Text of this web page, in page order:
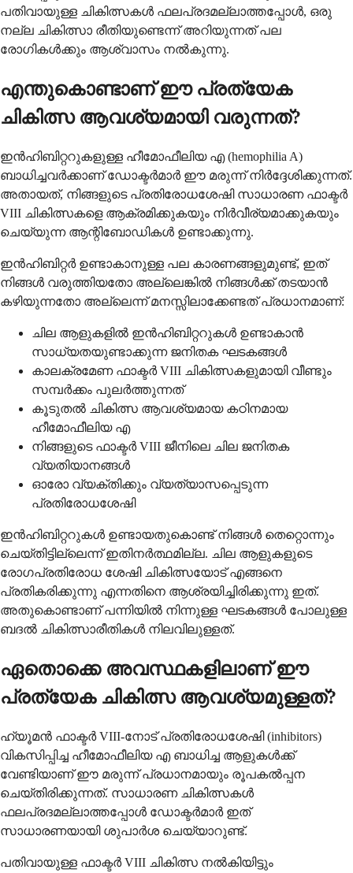
പതിവായുള്ള ചികിത്സകൾ ഫലപ്രദമല്ലാത്തപ്പോൾ, ഒരു
നല്ല ചികിത്സാ രീതിയുണ്ടെന്ന് അറിയുന്നത് പല
രോഗികൾക്കും ആശ്വാസം നൽകുന്നു.
എന്തുകൊണ്ടാണ് ഈ പ്രത്യേക
ചികിത്സ ആവശ്യമായി വരുന്നത്?
ഇൻഹിബിറ്ററുകളുള്ള ഹീമോഫീലിയ എ (hemophilia A)
ബാധിച്ചവർക്കാണ് ഡോക്ടർമാർ ഈ മരുന്ന് നിർദ്ദേശിക്കുന്നത്.
അതായത്, നിങ്ങളുടെ പ്രതിരോധശേഷി സാധാരണ ഫാക്ടർ
VIII ചികിത്സകളെ ആക്രമിക്കുകയും നിർവീര്യമാക്കുകയും
ചെയ്യുന്ന ആന്റിബോഡികൾ ഉണ്ടാക്കുന്നു.
ഇൻഹിബിറ്റർ ഉണ്ടാകാനുള്ള പല കാരണങ്ങളുമുണ്ട്, ഇത്
നിങ്ങൾ വരുത്തിയതോ അല്ലെങ്കിൽ നിങ്ങൾക്ക് തടയാൻ
കഴിയുന്നതോ അല്ലെന്ന് മനസ്സിലാക്കേണ്ടത് പ്രധാനമാണ്:
ചില ആളുകളിൽ ഇൻഹിബിറ്ററുകൾ ഉണ്ടാകാൻ
സാധ്യതയുണ്ടാക്കുന്ന ജനിതക ഘടകങ്ങൾ
കാലക്രമേണ ഫാക്ടർ VIII ചികിത്സകളുമായി വീണ്ടും
സമ്പർക്കം പുലർത്തുന്നത്
കൂടുതൽ ചികിത്സ ആവശ്യമായ കഠിനമായ
ഹീമോഫീലിയ എ
നിങ്ങളുടെ ഫാക്ടർ VIII ജീനിലെ ചില ജനിതക
വ്യതിയാനങ്ങൾ
ഓരോ വ്യക്തിക്കും വ്യത്യാസപ്പെടുന്ന
പ്രതിരോധശേഷി
ഇൻഹിബിറ്ററുകൾ ഉണ്ടായതുകൊണ്ട് നിങ്ങൾ തെറ്റൊന്നും
ചെയ്തിട്ടില്ലെന്ന് ഇതിനർത്ഥമില്ല. ചില ആളുകളുടെ
രോഗപ്രതിരോധ ശേഷി ചികിത്സയോട് എങ്ങനെ
പ്രതികരിക്കുന്നു എന്നതിനെ ആശ്രയിച്ചിരിക്കുന്നു ഇത്.
അതുകൊണ്ടാണ് പന്നിയിൽ നിന്നുള്ള ഘടകങ്ങൾ പോലുള്ള
ബദൽ ചികിത്സാരീതികൾ നിലവിലുള്ളത്.
ഏതൊക്കെ അവസ്ഥകളിലാണ് ഈ
പ്രത്യേക ചികിത്സ ആവശ്യമുള്ളത്?
ഹ്യൂമൻ ഫാക്ടർ VIII-നോട് പ്രതിരോധശേഷി (inhibitors)
വികസിപ്പിച്ച ഹീമോഫീലിയ എ ബാധിച്ച ആളുകൾക്ക്
വേണ്ടിയാണ് ഈ മരുന്ന് പ്രധാനമായും രൂപകൽപ്പന
ചെയ്തിരിക്കുന്നത്. സാധാരണ ചികിത്സകൾ
ഫലപ്രദമല്ലാത്തപ്പോൾ ഡോക്ടർമാർ ഇത്
സാധാരണയായി ശുപാർശ ചെയ്യാറുണ്ട്.
പതിവായുള്ള ഫാക്ടർ VIII ചികിത്സ നൽകിയിട്ടും